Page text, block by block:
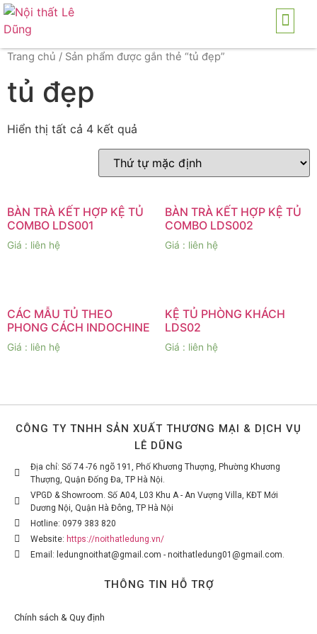
Trang chủ / Sản phẩm được gắn thẻ “tủ đẹp”
tủ đẹp
Hiển thị tất cả 4 kết quả
BÀN TRÀ KẾT HỢP KỆ TỦ
COMBO LDS001
Giá : liên hệ
BÀN TRÀ KẾT HỢP KỆ TỦ
COMBO LDS002
Giá : liên hệ
CÁC MẪU TỦ THEO
PHONG CÁCH INDOCHINE
Giá : liên hệ
KỆ TỦ PHÒNG KHÁCH
LDS02
Giá : liên hệ
CÔNG TY TNHH SẢN XUẤT THƯƠNG MẠI & DỊCH VỤ
LÊ DŨNG
Địa chỉ: Số 74 -76 ngõ 191, Phố Khương Thượng, Phường Khương
Thượng, Quận Đống Đa, TP Hà Nội.
VPGD & Showroom. Số A04, L03 Khu A - An Vượng Villa, KĐT Mới
Dương Nội, Quận Hà Đông, TP Hà Nội
Hotline: 0979 383 820
Website: https://noithatledung.vn/
Email: ledungnoithat@gmail.com - noithatledung01@gmail.com.
THÔNG TIN HỖ TRỢ
Chính sách & Quy định